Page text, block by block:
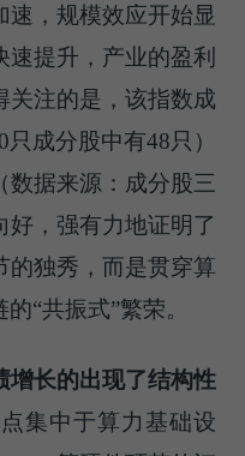
，规模效应开始显
提升，产业的盈利
关注的是，该指数成
成分股中有48只）
数据来源：成分股三
，强有力地证明了
的独秀，而是贯穿算
“共振式”繁荣。
增长的出现了结构性
集中于算力基础设